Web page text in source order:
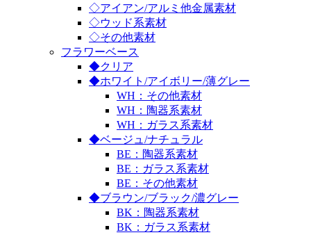
◇アイアン/アルミ他金属素材
◇ウッド系素材
◇その他素材
フラワーベース
◆クリア
◆ホワイト/アイボリー/薄グレー
WH：その他素材
WH：陶器系素材
WH：ガラス系素材
◆ベージュ/ナチュラル
BE：陶器系素材
BE：ガラス系素材
BE：その他素材
◆ブラウン/ブラック/濃グレー
BK：陶器系素材
BK：ガラス系素材